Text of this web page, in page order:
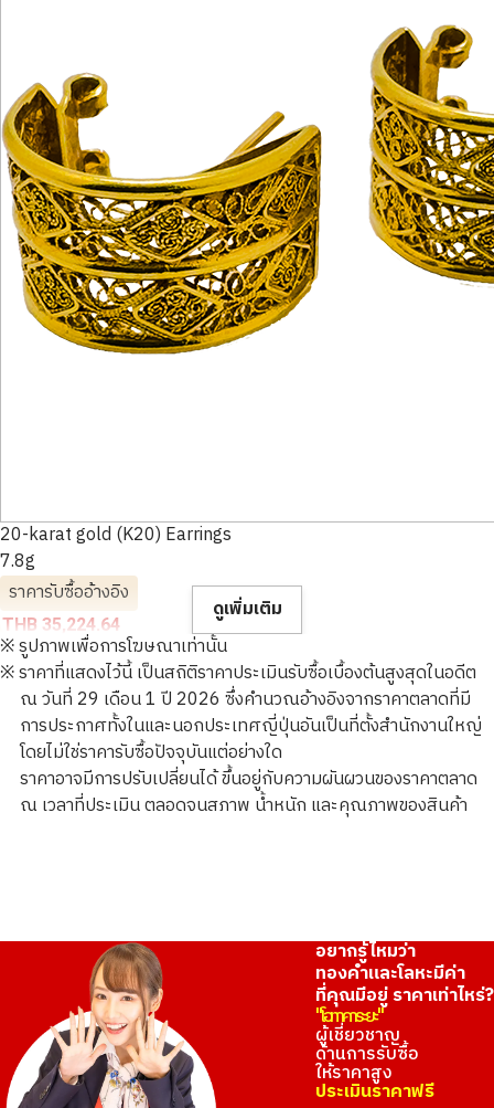
20-karat gold (K20) Earrings
7.8g
ราคารับซื้ออ้างอิง
THB 35,224.64
ดูเพิ่มเติม
※ รูปภาพเพื่อการโฆษณาเท่านั้น
※ ราคาที่แสดงไว้นี้ เป็นสถิติราคาประเมินรับซื้อเบื้องต้นสูงสุดในอดีต
ณ วันที่ 29 เดือน 1 ปี 2026 ซึ่งคำนวณอ้างอิงจากราคาตลาดที่มี
การประกาศทั้งในและนอกประเทศญี่ปุ่นอันเป็นที่ตั้งสำนักงานใหญ่
โดยไม่ใช่ราคารับซื้อปัจจุบันแต่อย่างใด
ราคาอาจมีการปรับเปลี่ยนได้ ขึ้นอยู่กับความผันผวนของราคาตลาด
ณ เวลาที่ประเมิน ตลอดจนสภาพ น้ำหนัก และคุณภาพของสินค้า
อยากรู้ไหมว่า
ทองคำและโลหะมีค่า
ที่คุณมีอยู่ ราคาเท่าไหร่?
"โอทาคาระยะ"
ผู้เชี่ยวชาญ
ด้านการรับซื้อ
ให้ราคาสูง
ประเมินราคาฟรี